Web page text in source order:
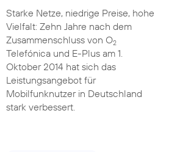
Starke Netze, niedrige Preise, hohe
Vielfalt: Zehn Jahre nach dem
Zusammenschluss von O2
Telefónica und E-Plus am 1.
Oktober 2014 hat sich das
Leistungsangebot für
Mobilfunknutzer in Deutschland
stark verbessert.